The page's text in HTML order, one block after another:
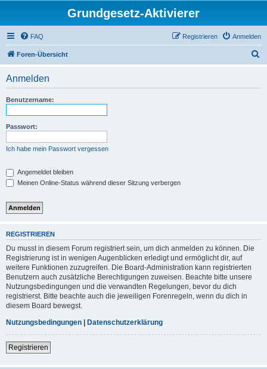
Grundgesetz-Aktivierer
FAQ Anmelden
Registrieren
Foren-Übersicht
Anmelden
Benutzername:
Passwort:
Ich habe mein Passwort vergessen
Angemeldet bleiben
Meinen Online-Status während dieser Sitzung verbergen
REGISTRIEREN
Du musst in diesem Forum registriert sein, um dich anmelden zu können. Die
Registrierung ist in wenigen Augenblicken erledigt und ermöglicht dir, auf
weitere Funktionen zuzugreifen. Die Board-Administration kann registrierten
Benutzern auch zusätzliche Berechtigungen zuweisen. Beachte bitte unsere
Nutzungsbedingungen und die verwandten Regelungen, bevor du dich
registrierst. Bitte beachte auch die jeweiligen Forenregeln, wenn du dich in
diesem Board bewegst.
Nutzungsbedingungen | Datenschutzerklärung
Registrieren